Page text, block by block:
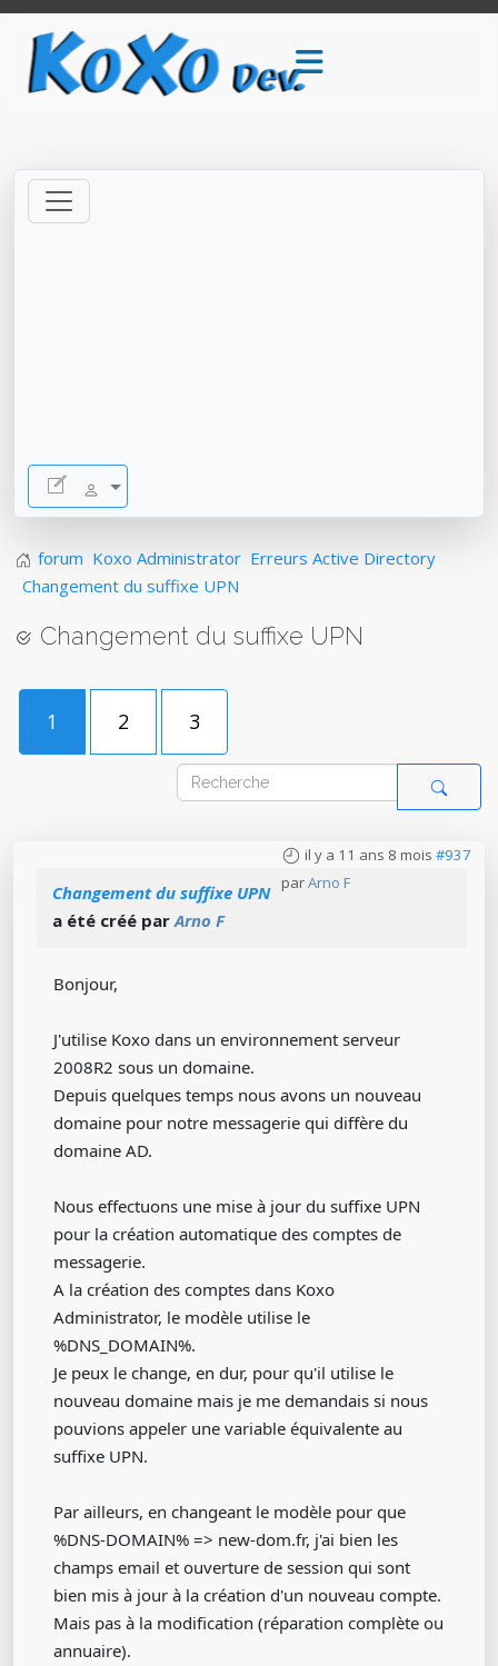
forum Koxo Administrator Erreurs Active Directory
Changement du suffixe UPN
Changement du suffixe UPN
1 2 3
il y a 11 ans 8 mois #937
parArno F
Changement du suffixe UPN
a été créé parArno F
Bonjour,
J'utilise Koxo dans un environnement serveur
2008R2 sous un domaine.
Depuis quelques temps nous avons un nouveau
domaine pour notre messagerie qui diffère du
domaine AD.
Nous effectuons une mise à jour du suffixe UPN
pour la création automatique des comptes de
messagerie.
A la création des comptes dans Koxo
Administrator, le modèle utilise le
%DNS_DOMAIN%.
Je peux le change, en dur, pour qu'il utilise le
nouveau domaine mais je me demandais si nous
pouvions appeler une variable équivalente au
suffixe UPN.
Par ailleurs, en changeant le modèle pour que
%DNS-DOMAIN% => new-dom.fr, j'ai bien les
champs email et ouverture de session qui sont
bien mis à jour à la création d'un nouveau compte.
Mais pas à la modification (réparation complète ou
annuaire).